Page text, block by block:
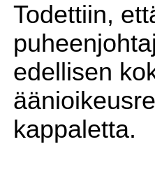
Todettiin,
edellisen
kappaletta.